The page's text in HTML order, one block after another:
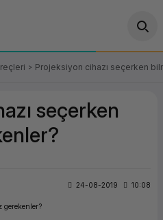
OT/VT Ürünleri
POS Terminali
Self Servis Ekranı
Projeksiyon cihazı seçerken
seçerken
24-08-2019 10:08